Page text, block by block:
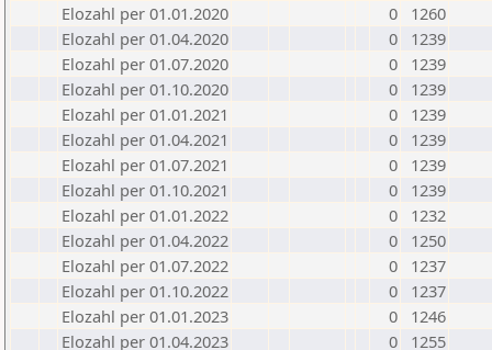
Elozahl per 01.01.2020
0
1260
Elozahl per 01.04.2020
0
1239
Elozahl per 01.07.2020
0
1239
Elozahl per 01.10.2020
0
1239
Elozahl per 01.01.2021
0
1239
Elozahl per 01.04.2021
0
1239
Elozahl per 01.07.2021
0
1239
Elozahl per 01.10.2021
0
1239
Elozahl per 01.01.2022
0
1232
Elozahl per 01.04.2022
0
1250
Elozahl per 01.07.2022
0
1237
Elozahl per 01.10.2022
0
1237
Elozahl per 01.01.2023
0
1246
Elozahl per 01.04.2023
0
1255